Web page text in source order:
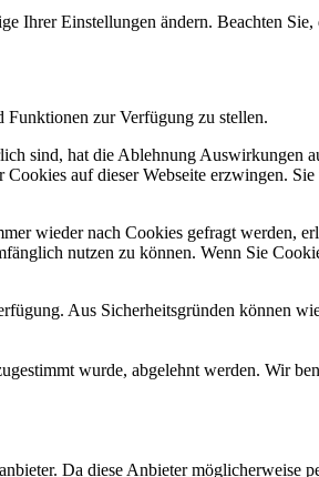
Ihrer Einstellungen ändern. Beachten
Funktionen zur Verfügung zu stellen.
sind, hat die Ablehnung Auswirkungen
auf dieser Webseite erzwingen.
wieder nach Cookies gefragt werden,
nutzen zu können. Wenn Sie
Aus Sicherheitsgründen können
wurde, abgelehnt werden. Wir
Da diese Anbieter möglicherweise